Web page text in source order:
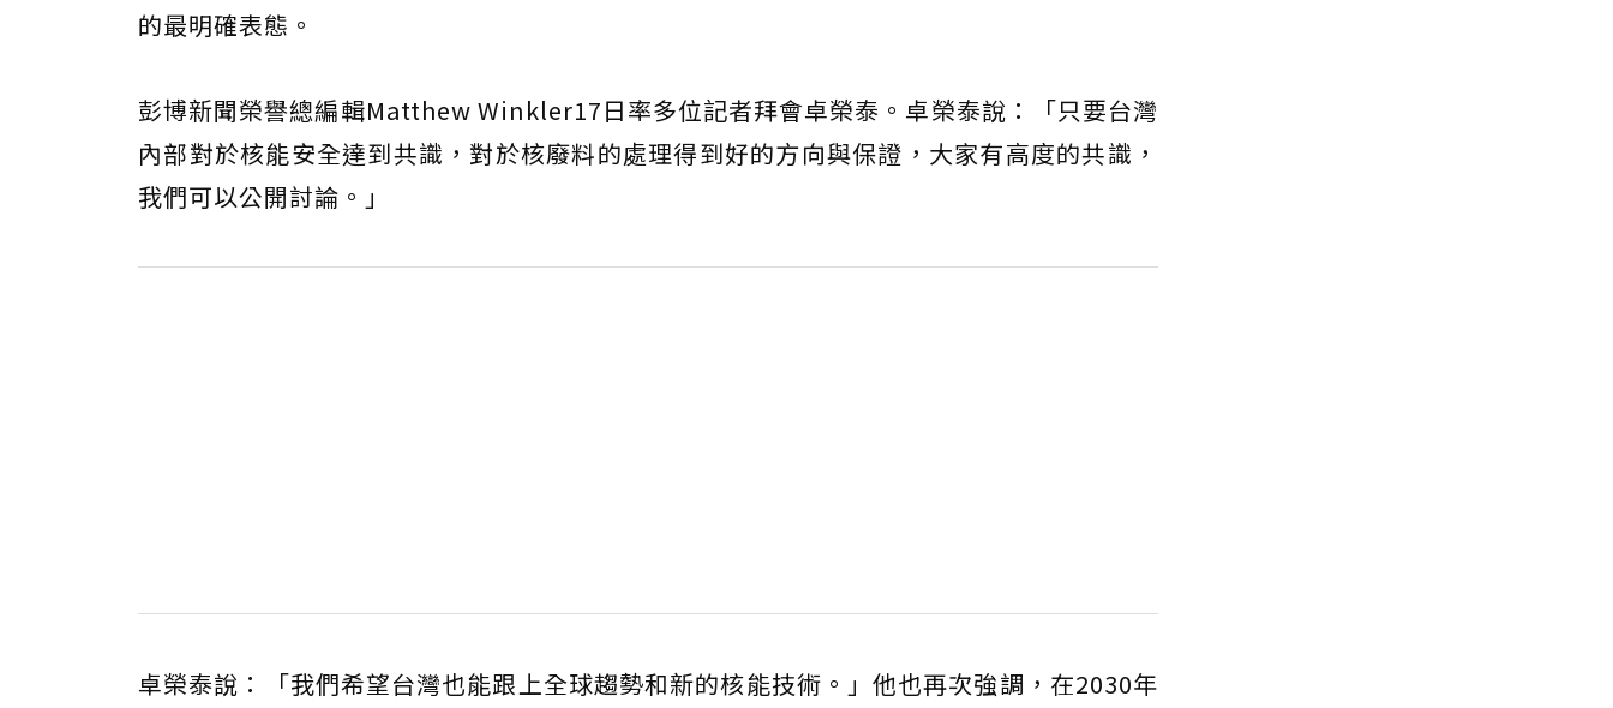
的最明確表態。
彭博新聞榮譽總編輯Matthew Winkler17日率多位記者拜會卓榮泰。卓榮泰說：「只要台灣
內部對於核能安全達到共識，對於核廢料的處理得到好的方向與保證，大家有高度的共識，
我們可以公開討論。」
卓榮泰說：「我們希望台灣也能跟上全球趨勢和新的核能技術。」他也再次強調，在2030年